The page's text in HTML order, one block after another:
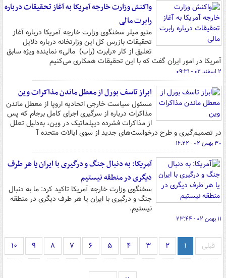
واکنش وزارت خارجه آمریکا به آغاز تحقیقات درباره
رابرت مالی
متیو میلر سخنگوی وزارت خارجه آمریکا درباره آغاز
تحقیقات بازرس کل این وزارتخانه درباره دلایل
تعلیق از کار «رابرت (راب) مالی» نماینده ویژه سابق
آمریکا در امور ایران گفت که با این تحقیقات همکاری می‌کنیم
۲ اسفند ۰۲ - ۰۹:۳۱
ابراز تاسف بورل از معطل ماندن مذاکرات وین
مسئول سیاست خارجی اتحادیه اروپا از معطل ماندن
مذاکرات درباره از سرگیری اجرای کامل برجام که پس
از مذاکرات فشرده دیپلماتیک در وین، به‌دلیل تعلل
در تصمیم‌گیری و طرح درخواست‌های جدید از سوی ایالات متحده آ
۳۰ بهمن ۰۲ - ۱۶:۲۲
آمریکا: به دنبال جنگ و درگیری با ایران یا هر طرف
دیگری در منطقه نیستیم
سخنگوی وزارت خارجه آمریکا تاکید کرد: ما به دنبال
جنگ و درگیری با ایران یا هر طرف دیگری در منطقه
نیستیم.
۱۱ بهمن ۰۲ - ۲۳:۴۴
قبلی ۱ ۲ ۳ ۴ ۵ ۶ ۷ ۸ ۹ ۱۰